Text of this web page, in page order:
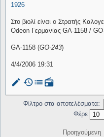
1926
Στο βιολί είναι ο Στρατής
Odeon Γερμανίας GA-1158 /
GA-1158 (GO-243)
4/4/2006 19:31
mode_edit historylistradio
Φίλτρο στα αποτελέσματα:
Φέρε
Προηγούμενη